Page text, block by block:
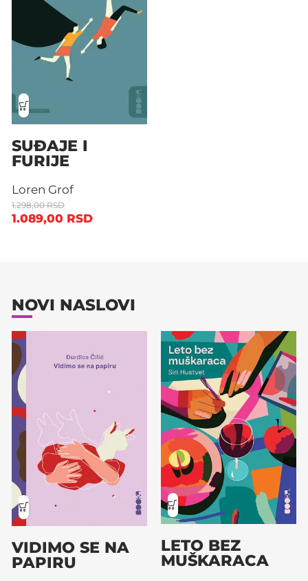
SUĐAJE I
FURIJE
Loren Grof
1.298,00RSD
1.089,00 RSD
NOVI NASLOVI
VIDIMO SE NA
PAPIRU
LETO BEZ
MUŠKARACA